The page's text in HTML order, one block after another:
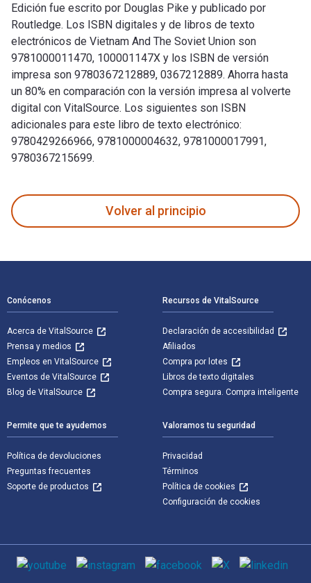
Edición fue escrito por Douglas Pike y publicado por
Routledge. Los ISBN digitales y de libros de texto
electrónicos de Vietnam And The Soviet Union son
9781000011470, 100001147X y los ISBN de versión
impresa son 9780367212889, 0367212889. Ahorra hasta
un 80% en comparación con la versión impresa al volverte
digital con VitalSource. Los siguientes son ISBN
adicionales para este libro de texto electrónico:
9780429266966, 9781000004632, 9781000017991,
9780367215699.
Volver al principio
Conócenos
Acerca de VitalSource
Prensa y medios
Empleos en VitalSource
Eventos de VitalSource
Blog de VitalSource
Recursos de VitalSource
Declaración de accesibilidad
Afiliados
Compra por lotes
Libros de texto digitales
Compra segura. Compra inteligente
Permite que te ayudemos
Política de devoluciones
Preguntas frecuentes
Soporte de productos
Valoramos tu seguridad
Privacidad
Términos
Política de cookies
Configuración de cookies
Medios de comunicación social